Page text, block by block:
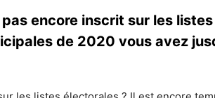
pas encore inscrit sur les
de 2020 vous avez